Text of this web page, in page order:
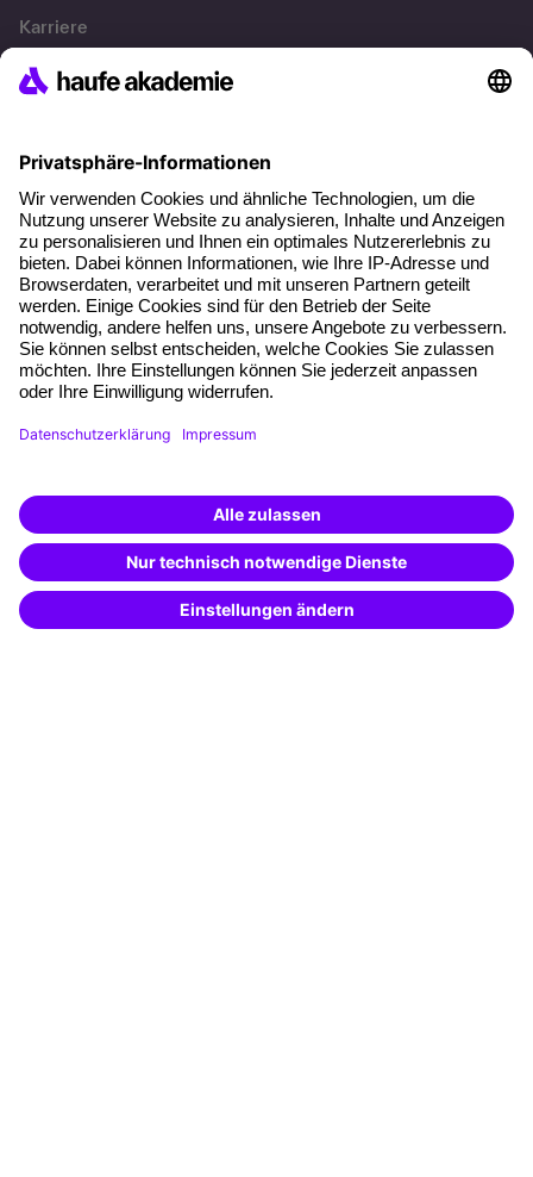
Karriere
Referenzen
Über unser Angebot
Planungssicherheit
Freie Seminarplätze
Qualitätsstandards
Planung und Locations
Fördermöglichkeiten
Weiterbildungs-App
Besondere Angebote
Potenzialanalyse
Transfercoaching
Weiterbildung finden -
mit KI-Power!
Beschreibe was du suchst und erhalte
passende Weiterbildungen vomKI-Berater
– schnell und treffsicher.